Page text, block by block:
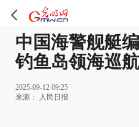
中国海警舰艇
钓鱼岛领海巡航
2025-09-12 09:25
来源：
人民日报